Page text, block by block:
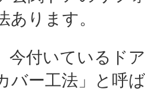
あります。
今付いているド
バー工法」と呼